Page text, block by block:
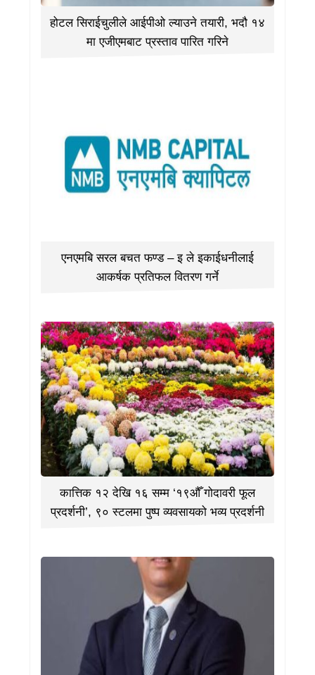
होटल सिराईचुलीले आईपीओ ल्याउने तयारी, भदौ १४
मा एजीएमबाट प्रस्ताव पारित गरिने
एनएमबि सरल बचत फण्ड – इ ले इकाईधनीलाई
आकर्षक प्रतिफल वितरण गर्ने
कात्तिक १२ देखि १६ सम्म ‘१९औँ गोदावरी फूल
प्रदर्शनी’, ९० स्टलमा पुष्प व्यवसायको भव्य प्रदर्शनी